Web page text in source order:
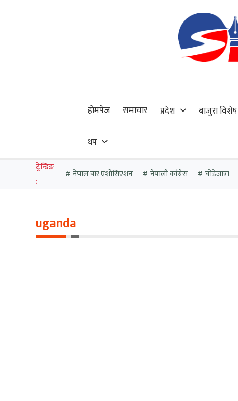
होमपेज समाचार प्रदेश बाजुरा विशेष
थप
ट्रेन्डिङ
:
नेपाल बार एशोसिएशन नेपाली कांग्रेस घोडेजात्रा
uganda